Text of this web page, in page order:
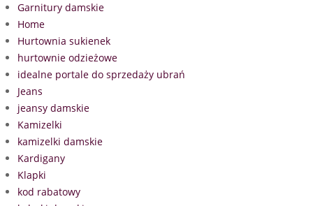
Garnitury damskie
Home
Hurtownia sukienek
hurtownie odzieżowe
idealne portale do sprzedaży ubrań
Jeans
jeansy damskie
Kamizelki
kamizelki damskie
Kardigany
Klapki
kod rabatowy